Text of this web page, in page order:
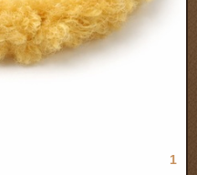
1